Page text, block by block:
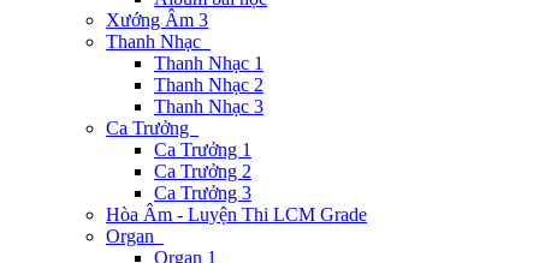
Xướng Âm 3
Thanh Nhạc
Thanh Nhạc 1
Thanh Nhạc 2
Thanh Nhạc 3
Ca Trưởng
Ca Trưởng 1
Ca Trưởng 2
Ca Trưởng 3
Hòa Âm - Luyện Thi LCM Grade
Organ
Organ 1